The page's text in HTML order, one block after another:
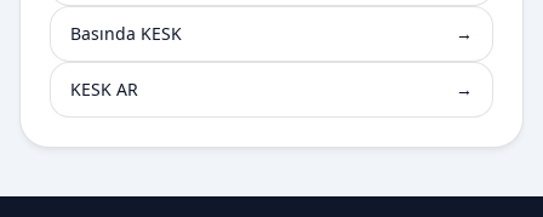
Basında KESK →
KESK AR →